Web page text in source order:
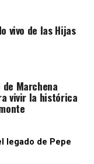
para
de
las
la
una causa de
en
vivo de las Hijas
Marchena
vivir la histórica
legado de Pepe